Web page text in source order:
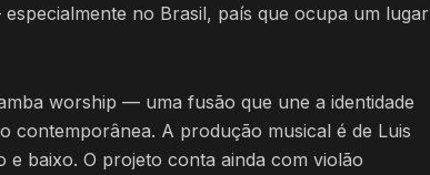
no Brasil, país que ocupa um lugar
worship — uma fusão que une a identidade
contemporânea. A produção musical é de Luis
baixo. O projeto conta ainda com violão